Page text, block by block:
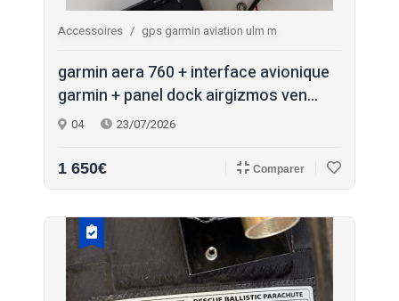
Accessoires gps garmin aviation ulm m
garmin aera 760 + interface avionique
garmin + panel dock airgizmos ven...
04 23/07/2026
1 650€ Comparer